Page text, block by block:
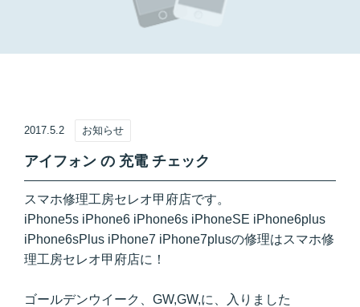
2017.5.2 お知らせ
アイフォン の 充電 チェック
スマホ修理工房セレオ甲府店です。
iPhone5s iPhone6 iPhone6s iPhoneSE iPhone6plus
iPhone6sPlus iPhone7 iPhone7plusの修理はスマホ修
理工房セレオ甲府店に！
ゴールデンウイーク、GW,GW,に、入りました